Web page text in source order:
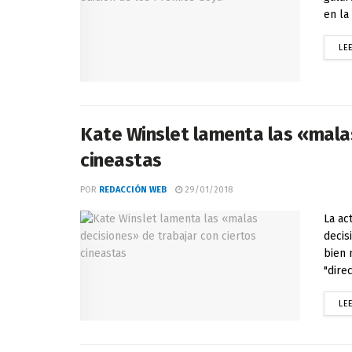
en la
Kate Winslet lamenta las
cineastas
POR REDACCIÓN WEB 29/01/2018
La
bien